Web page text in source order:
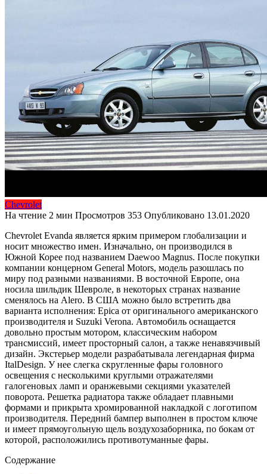
Chevrolet
На чтение 2 мин Просмотров 353 Опубликовано 13.01.2020
Chevrolet Evanda является ярким примером глобализации и
носит множество имен. Изначально, он производился в
Южной Корее под названием Daewoo Magnus. После покупки
компании концерном General Motors, модель разошлась по
миру под разными названиями. В восточной Европе, она
носила шильдик Шевроле, в некоторых странах название
сменялось на Alero. В США можно было встретить два
варианта исполнения: Epica от оригинального американского
производителя и Suzuki Verona. Автомобиль оснащается
довольно простым мотором, классическим набором
трансмиссий, имеет просторный салон, а также ненавязчивый
дизайн. Экстерьер модели разрабатывала легендарная фирма
ItalDesign. У нее слегка скругленные фары головного
освещения с несколькими круглыми отражателями
галогеновых ламп и оранжевыми секциями указателей
поворота. Решетка радиатора также обладает плавными
формами и прикрыта хромированной накладкой с логотипом
производителя. Передний бампер выполнен в простом ключе
и имеет прямоугольную щель воздухозаборника, по бокам от
которой, расположились противотуманные фары.
Содержание